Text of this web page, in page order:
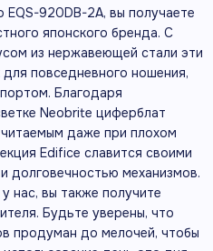
EQS-920DB-2A, вы получаете
японского бренда. С
из нержавеющей стали эти
повседневного ношения,
Благодаря
Neobrite циферблат
читаемым даже при плохом
Edifice славится своими
долговечностью механизмов.
нас, вы также получите
Будьте уверены, что
продуман до мелочей, чтобы